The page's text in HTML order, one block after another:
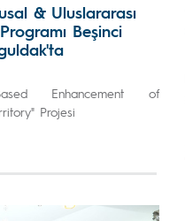
& Uluslararası
Beşinci
Based Enhancement of
Projesi